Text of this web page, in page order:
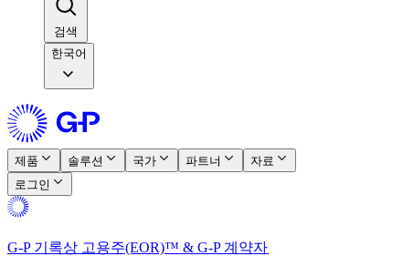
검색​​
한국어
제품​​ 솔루션​​ 국가​​ 파트너​​
자료​​
로그인​​
G-P 기록상 고용주(EOR)™ & G-P 계약자​​